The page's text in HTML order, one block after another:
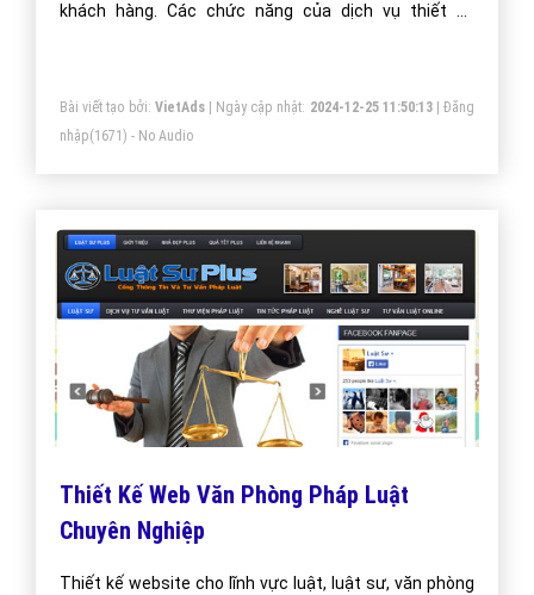
khách hàng. Các chức năng của dịch vụ thiết kế
Bài viết tạo bởi: VietAds| Ngày cập nhật: 2024-12-25 11:50:13|Đăng
nhập(1671) - No Audio
Thiết Kế Web Văn Phòng Pháp Luật
Chuyên Nghiệp
Thiết kế website cho lĩnh vực luật, luật sư, văn phòng